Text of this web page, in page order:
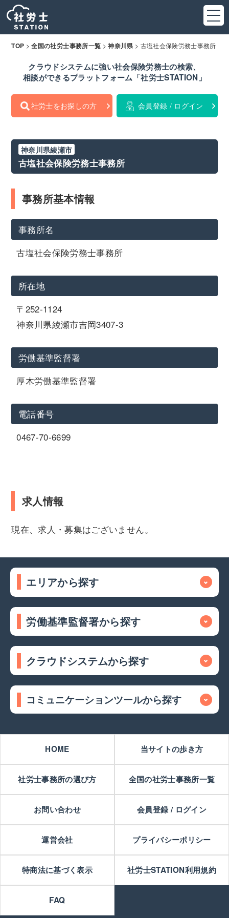
TOP >全国の社労士事務所一覧 >神奈川県 > 古塩社会保険労務士事務所
クラウドシステムに強い社会保険労務士の検索、
相談ができるプラットフォーム「社労士STATION」
社労士をお探しの方 会員登録 / ログイン
神奈川県綾瀬市
古塩社会保険労務士事務所
事務所基本情報
事務所名
古塩社会保険労務士事務所
所在地
〒252-1124
神奈川県綾瀬市吉岡3407-3
労働基準監督署
厚木労働基準監督署
電話番号
0467-70-6699
求人情報
現在、求人・募集はございません。
エリアから探す
労働基準監督署から探す
クラウドシステムから探す
コミュニケーションツールから探す
HOME 当サイトの歩き方
社労士事務所の選び方 全国の社労士事務所一覧
お問い合わせ 会員登録 / ログイン
運営会社 プライバシーポリシー
特商法に基づく表示 社労士STATION利用規約
FAQ